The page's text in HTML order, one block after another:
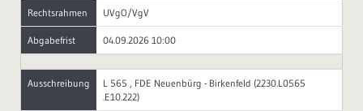
Rechtsrahmen UVgO/VgV
Abgabefrist 04.09.2026 10:00
Ausschreibung
L 565 , FDE Neuenbürg - Birkenfeld (2230.L0565
.E10.222)